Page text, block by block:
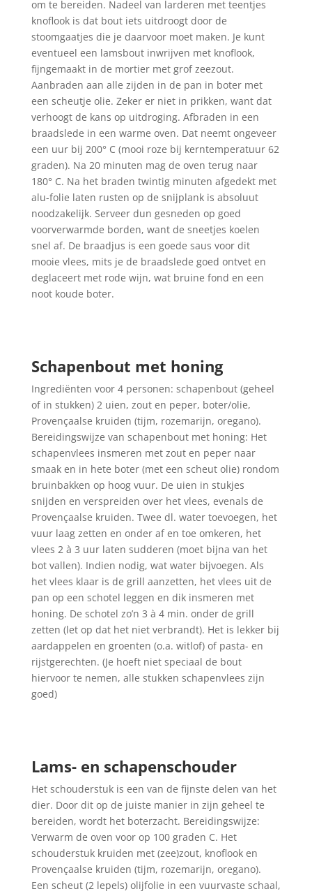
om te bereiden. Nadeel van larderen met teentjes
knoflook is dat bout iets uitdroogt door de
stoomgaatjes die je daarvoor moet maken. Je kunt
eventueel een lamsbout inwrijven met knoflook,
fijngemaakt in de mortier met grof zeezout.
Aanbraden aan alle zijden in de pan in boter met
een scheutje olie. Zeker er niet in prikken, want dat
verhoogt de kans op uitdroging. Afbraden in een
braadslede in een warme oven. Dat neemt ongeveer
een uur bij 200° C (mooi roze bij kerntemperatuur 62
graden). Na 20 minuten mag de oven terug naar
180° C. Na het braden twintig minuten afgedekt met
alu-folie laten rusten op de snijplank is absoluut
noodzakelijk. Serveer dun gesneden op goed
voorverwarmde borden, want de sneetjes koelen
snel af. De braadjus is een goede saus voor dit
mooie vlees, mits je de braadslede goed ontvet en
deglaceert met rode wijn, wat bruine fond en een
noot koude boter.
Schapenbout met honing
Ingrediënten voor 4 personen: schapenbout (geheel
of in stukken) 2 uien, zout en peper, boter/olie,
Provençaalse kruiden (tijm, rozemarijn, oregano).
Bereidingswijze van schapenbout met honing: Het
schapenvlees insmeren met zout en peper naar
smaak en in hete boter (met een scheut olie) rondom
bruinbakken op hoog vuur. De uien in stukjes
snijden en verspreiden over het vlees, evenals de
Provençaalse kruiden. Twee dl. water toevoegen, het
vuur laag zetten en onder af en toe omkeren, het
vlees 2 à 3 uur laten sudderen (moet bijna van het
bot vallen). Indien nodig, wat water bijvoegen. Als
het vlees klaar is de grill aanzetten, het vlees uit de
pan op een schotel leggen en dik insmeren met
honing. De schotel zo’n 3 à 4 min. onder de grill
zetten (let op dat het niet verbrandt). Het is lekker bij
aardappelen en groenten (o.a. witlof) of pasta- en
rijstgerechten. (Je hoeft niet speciaal de bout
hiervoor te nemen, alle stukken schapenvlees zijn
goed)
Lams- en schapenschouder
Het schouderstuk is een van de fijnste delen van het
dier. Door dit op de juiste manier in zijn geheel te
bereiden, wordt het boterzacht. Bereidingswijze:
Verwarm de oven voor op 100 graden C. Het
schouderstuk kruiden met (zee)zout, knoflook en
Provençaalse kruiden (tijm, rozemarijn, oregano).
Een scheut (2 lepels) olijfolie in een vuurvaste schaal,